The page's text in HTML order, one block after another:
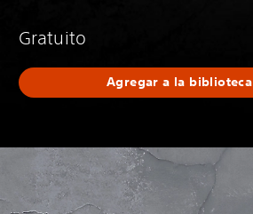
Gratuito
Agregar a la biblioteca